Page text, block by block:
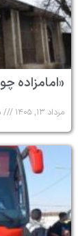
«امامزاده
مرداد ۱۳, ۱۴۰۵